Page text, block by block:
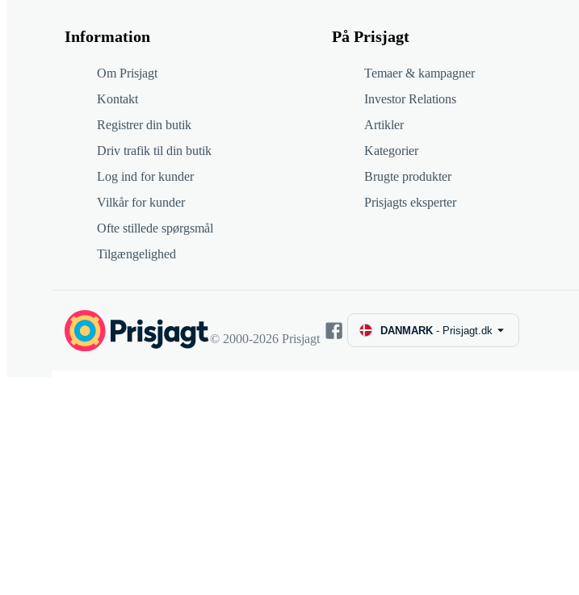
Information
Om Prisjagt
Kontakt
Registrer din butik
Driv trafik til din butik
Log ind for kunder
Vilkår for kunder
Ofte stillede spørgsmål
Tilgængelighed
På Prisjagt
Temaer & kampagner
Investor Relations
Artikler
Kategorier
Brugte produkter
Prisjagts eksperter
© 2000-2026 Prisjagt
DANMARK - Prisjagt.dk